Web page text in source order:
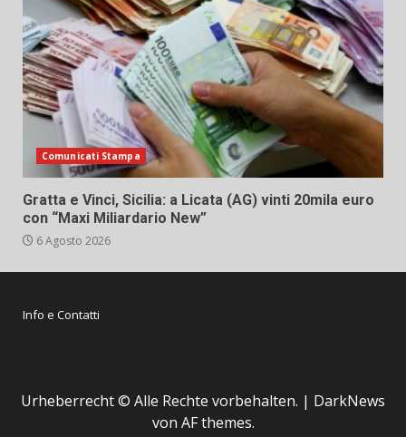
Comunicati Stampa
Gratta e Vinci, Sicilia: a Licata (AG) vinti 20mila euro
con “Maxi Miliardario New”
6 Agosto 2026
Info e Contatti
Urheberrecht © Alle Rechte vorbehalten. | DarkNews
von AF themes.